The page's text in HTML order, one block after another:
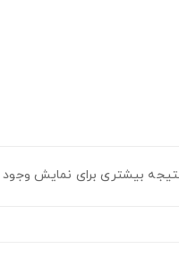
بیشتری برای نمایش وجود